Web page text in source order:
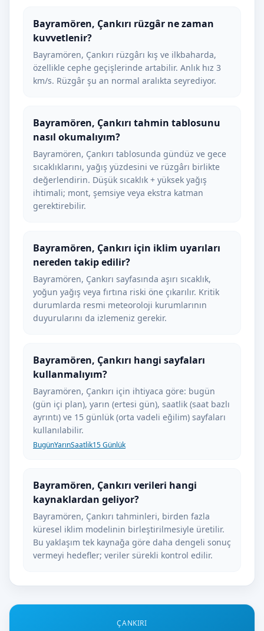
ÇANKIRI
Bayramören, Çankırı rüzgâr ne zaman
kuvvetlenir?
Bayramören, Çankırı rüzgârı kış ve ilkbaharda,
özellikle cephe geçişlerinde artabilir. Anlık hız 3
km/s. Rüzgâr şu an normal aralıkta seyrediyor.
Bayramören, Çankırı tahmin tablosunu
nasıl okumalıyım?
Bayramören, Çankırı tablosunda gündüz ve gece
sıcaklıklarını, yağış yüzdesini ve rüzgârı birlikte
değerlendirin. Düşük sıcaklık + yüksek yağış
ihtimali; mont, şemsiye veya ekstra katman
gerektirebilir.
Bayramören, Çankırı için iklim uyarıları
nereden takip edilir?
Bayramören, Çankırı sayfasında aşırı sıcaklık,
yoğun yağış veya fırtına riski öne çıkarılır. Kritik
durumlarda resmi meteoroloji kurumlarının
duyurularını da izlemeniz gerekir.
Bayramören, Çankırı hangi sayfaları
kullanmalıyım?
Bayramören, Çankırı için ihtiyaca göre: bugün
(gün içi plan), yarın (ertesi gün), saatlik (saat bazlı
ayrıntı) ve 15 günlük (orta vadeli eğilim) sayfaları
kullanılabilir.
BugünYarınSaatlik15 Günlük
Bayramören, Çankırı verileri hangi
kaynaklardan geliyor?
Bayramören, Çankırı tahminleri, birden fazla
küresel iklim modelinin birleştirilmesiyle üretilir.
Bu yaklaşım tek kaynağa göre daha dengeli sonuç
vermeyi hedefler; veriler sürekli kontrol edilir.